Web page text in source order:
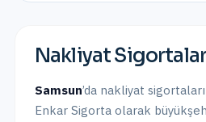
Nakliyat
Samsun’da nakliyat sigortaları
Enkar Sigorta olarak